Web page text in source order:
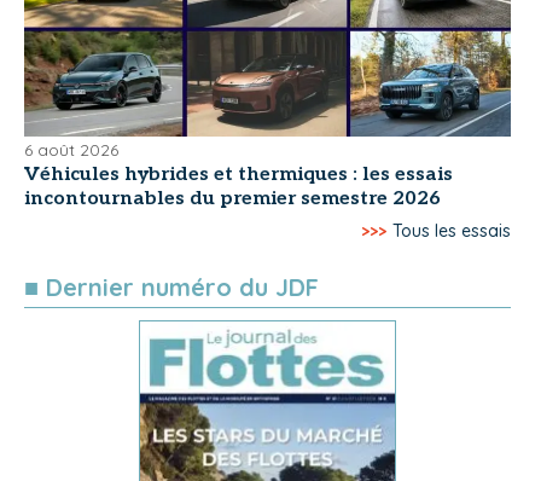
6 août 2026
Véhicules hybrides et thermiques : les essais
incontournables du premier semestre 2026
>>> Tous les essais
■ Dernier numéro du JDF